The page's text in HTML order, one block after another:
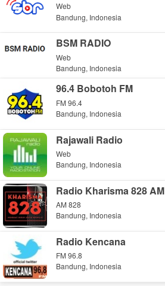
Web
Bandung, Indonesia
BSM RADIO
Web
Bandung, Indonesia
96.4 Bobotoh FM
FM 96.4
Bandung, Indonesia
Rajawali Radio
Web
Bandung, Indonesia
Radio Kharisma 828 AM
AM 828
Bandung, Indonesia
Radio Kencana
FM 96.8
Bandung, Indonesia